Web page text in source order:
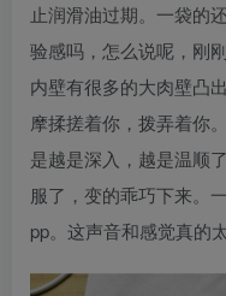
止润滑油过期。一袋的
验感吗，怎么说呢，刚
内壁有很多的大肉壁凸
摩揉搓着你，拨弄着你
是越是深入，越是温顺
服了，变的乖巧下来。
pp。这声音和感觉真的